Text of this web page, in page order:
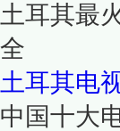
土耳其最
全
土耳其电
中国十大